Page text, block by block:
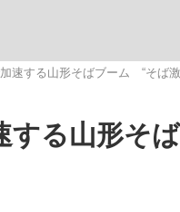
一切聞かれなかった」侍ジ
を、目撃せよ。
速する山形そばブーム “そば激
する山形そ